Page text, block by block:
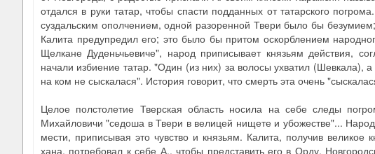
отдался в руки татар, чтобы спасти подданных от татарского
суздальским ополчением, одной разоренной Твери было бы
Калита предупредил его; это было бы притом оскорблением
Щелкане Дуденьчьевиче", народ приписывает князьям действия,
начали избиение татар. "Один (из них) за волосы ухватил (Шевкала),
на ком не сыскалася". История говорит, что смерть эта очень
Целое полстолетие Тверская область носила на себе следы
Михайловичи "седоша в Твери в велицей нищете и убожестве"...
мести, приписывая это чувство и князьям. Калита, получив
хана, потребовал к себе А., чтобы представить его в Орду.